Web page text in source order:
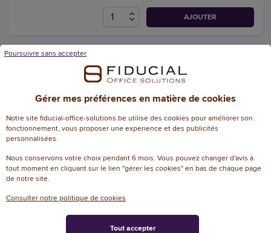
AJOUTER
5.000 pièces - Tacwise
(7,05 € TVAC)
DISPONIBLE, EXPÉDIÉ SOUS 2 À 5 JOURS
AJOUTER
Agrafes fil plat n140, 10 mm,
grand paquet - Rapid Tools
Référence : W52116
Gérer mes préférences en matière de cookies
Notre site fiducial-office-solutions.be utilise des cookies pour améliorer son
fonctionnement, vous proposer une experience et des publicités
personnalisées.
Nous conservons votre choix pendant 6 mois. Vous pouvez changer d'avis à
tout moment en cliquant sur le lien "gérer les cookies" en bas de chaque page
de notre site.
Consulter notre politique de cookies
Poursuivre sans accepter
Tout accepter